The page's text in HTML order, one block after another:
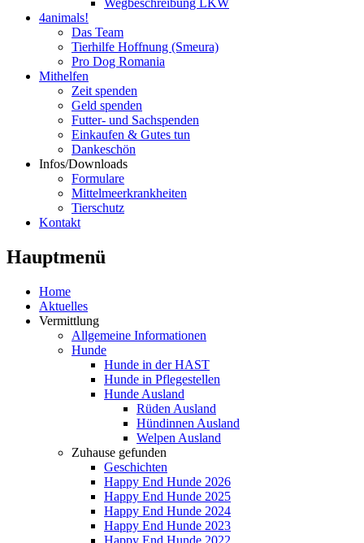
4animals!
Das Team
Tierhilfe Hoffnung (Smeura)
Pro Dog Romania
Mithelfen
Zeit spenden
Geld spenden
Futter- und Sachspenden
Einkaufen & Gutes tun
Dankeschön
Infos/Downloads
Formulare
Mittelmeerkrankheiten
Tierschutz
Kontakt
Hauptmenü
Home
Aktuelles
Vermittlung
Allgemeine Informationen
Hunde
Hunde in der HAST
Hunde in Pflegestellen
Hunde Ausland
Rüden Ausland
Hündinnen Ausland
Welpen Ausland
Zuhause gefunden
Geschichten
Happy End Hunde 2026
Happy End Hunde 2025
Happy End Hunde 2024
Happy End Hunde 2023
Happy End Hunde 2022